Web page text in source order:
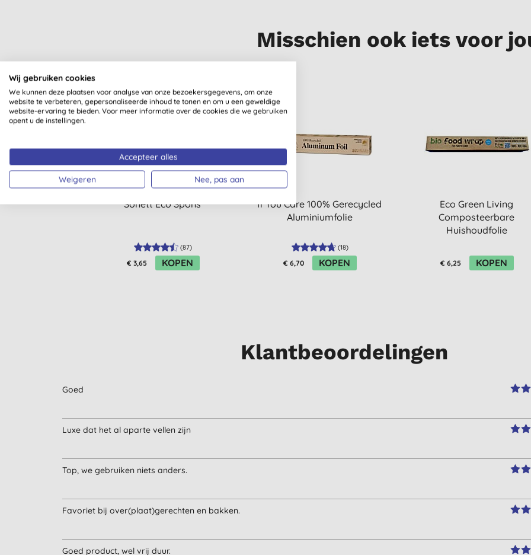
Misschien ook iets voor
STAPELKORTING
Sonett Eco Spons
(87)
€ 3,65 KOPEN
If You Care 100% Gerecycled
Aluminiumfolie
(18)
€ 6,70 KOPEN
Eco Green Living
Composteerbare
Huishoudfolie
€ 6,25 KOPEN
Klantbeoordelingen
Goed
Luxe dat het al aparte vellen zijn
Top, we gebruiken niets anders.
Favoriet bij over(plaat)gerechten en bakken.
Goed product, wel vrij duur.
Wij gebruiken cookies
We kunnen deze plaatsen voor analyse van onze bezoekersgegevens, om onze
website te verbeteren, gepersonaliseerde inhoud te tonen en om u een geweldige
website-ervaring te bieden. Voor meer informatie over de cookies die we gebruiken
opent u de instellingen.
Accepteer alles
Weigeren Nee, pas aan